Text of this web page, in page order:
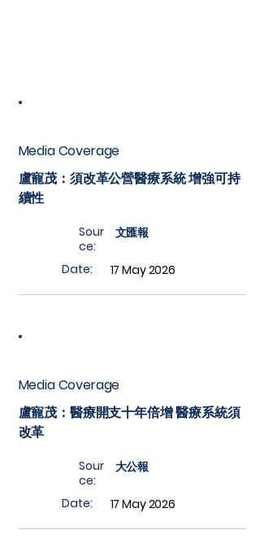
Media Coverage
盧寵茂：須改革公營醫療系統 增強可持
續性
Sour
ce:
文匯報
Date: 17 May 2026
Media Coverage
盧寵茂：醫療開支十年倍增 醫療系統須
改革
Sour
ce:
大公報
Date: 17 May 2026